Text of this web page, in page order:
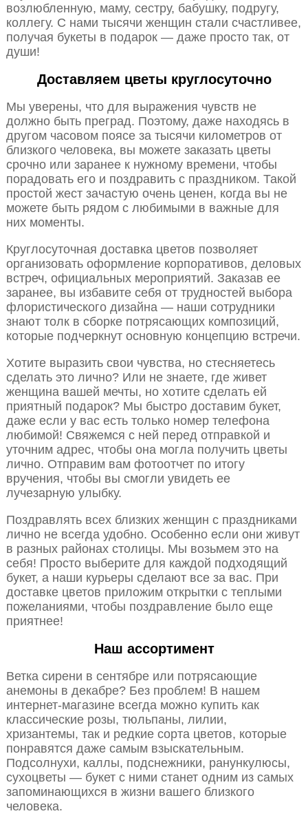
возлюбленную, маму, сестру, бабушку, подругу,
коллегу. С нами тысячи женщин стали счастливее,
получая букеты в подарок — даже просто так, от
души!
Доставляем цветы круглосуточно
Мы уверены, что для выражения чувств не
должно быть преград. Поэтому, даже находясь в
другом часовом поясе за тысячи километров от
близкого человека, вы можете заказать цветы
срочно или заранее к нужному времени, чтобы
порадовать его и поздравить с праздником. Такой
простой жест зачастую очень ценен, когда вы не
можете быть рядом с любимыми в важные для
них моменты.
Круглосуточная доставка цветов позволяет
организовать оформление корпоративов, деловых
встреч, официальных мероприятий. Заказав ее
заранее, вы избавите себя от трудностей выбора
флористического дизайна — наши сотрудники
знают толк в сборке потрясающих композиций,
которые подчеркнут основную концепцию встречи.
Хотите выразить свои чувства, но стесняетесь
сделать это лично? Или не знаете, где живет
женщина вашей мечты, но хотите сделать ей
приятный подарок? Мы быстро доставим букет,
даже если у вас есть только номер телефона
любимой! Свяжемся с ней перед отправкой и
уточним адрес, чтобы она могла получить цветы
лично. Отправим вам фотоотчет по итогу
вручения, чтобы вы смогли увидеть ее
лучезарную улыбку.
Поздравлять всех близких женщин с праздниками
лично не всегда удобно. Особенно если они живут
в разных районах столицы. Мы возьмем это на
себя! Просто выберите для каждой подходящий
букет, а наши курьеры сделают все за вас. При
доставке цветов приложим открытки с теплыми
пожеланиями, чтобы поздравление было еще
приятнее!
Наш ассортимент
Ветка сирени в сентябре или потрясающие
анемоны в декабре? Без проблем! В нашем
интернет-магазине всегда можно купить как
классические розы, тюльпаны, лилии,
хризантемы, так и редкие сорта цветов, которые
понравятся даже самым взыскательным.
Подсолнухи, каллы, подснежники, ранункулюсы,
сухоцветы — букет с ними станет одним из самых
запоминающихся в жизни вашего близкого
человека.